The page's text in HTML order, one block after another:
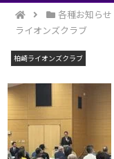
各種お知らせ
ライオンズクラブ
柏崎ライオンズクラブ